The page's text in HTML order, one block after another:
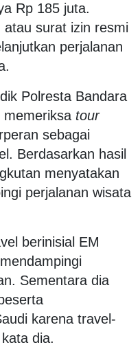
Rp 185 juta.
atau surat izin resmi
perjalanan
Polresta Bandara
memeriksa tour
sebagai
Berdasarkan hasil
menyatakan
perjalanan wisata
berinisial EM
Sementara dia
karena travel-
dia.